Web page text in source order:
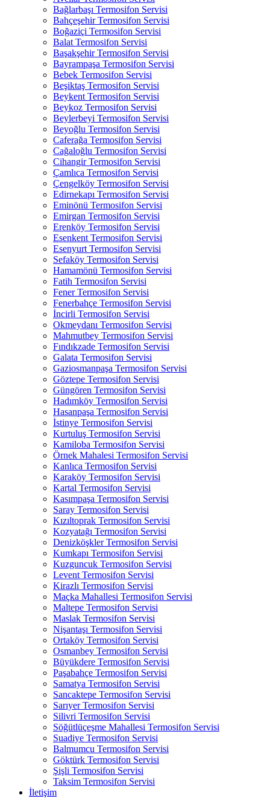
Bağlarbaşı Termosifon Servisi
Bahçeşehir Termosifon Servisi
Boğaziçi Termosifon Servisi
Balat Termosifon Servisi
Başakşehir Termosifon Servisi
Bayrampaşa Termosifon Servisi
Bebek Termosifon Servisi
Beşiktaş Termosifon Servisi
Beykent Termosifon Servisi
Beykoz Termosifon Servisi
Beylerbeyi Termosifon Servisi
Beyoğlu Termosifon Servisi
Caferağa Termosifon Servisi
Cağaloğlu Termosifon Servisi
Cihangir Termosifon Servisi
Çamlıca Termosifon Servisi
Çengelköy Termosifon Servisi
Edirnekapı Termosifon Servisi
Eminönü Termosifon Servisi
Emirgan Termosifon Servisi
Erenköy Termosifon Servisi
Esenkent Termosifon Servisi
Esenyurt Termosifon Servisi
Sefaköy Termosifon Servisi
Hamamönü Termosifon Servisi
Fatih Termosifon Servisi
Fener Termosifon Servisi
Fenerbahçe Termosifon Servisi
İncirli Termosifon Servisi
Okmeydanı Termosifon Servisi
Mahmutbey Termosifon Servisi
Fındıkzade Termosifon Servisi
Galata Termosifon Servisi
Gaziosmanpaşa Termosifon Servisi
Göztepe Termosifon Servisi
Güngören Termosifon Servisi
Hadımköy Termosifon Servisi
Hasanpaşa Termosifon Servisi
İstinye Termosifon Servisi
Kurtuluş Termosifon Servisi
Kamiloba Termosifon Servisi
Örnek Mahalesi Termosifon Servisi
Kanlıca Termosifon Servisi
Karaköy Termosifon Servisi
Kartal Termosifon Servisi
Kasımpaşa Termosifon Servisi
Saray Termosifon Servisi
Kızıltoprak Termosifon Servisi
Kozyatağı Termosifon Servisi
Denizköşkler Termosifon Servisi
Kumkapı Termosifon Servisi
Kuzguncuk Termosifon Servisi
Levent Termosifon Servisi
Kirazlı Termosifon Servisi
Maçka Mahallesi Termosifon Servisi
Maltepe Termosifon Servisi
Maslak Termosifon Servisi
Nişantaşı Termosifon Servisi
Ortaköy Termosifon Servisi
Osmanbey Termosifon Servisi
Büyükdere Termosifon Servisi
Paşabahçe Termosifon Servisi
Samatya Termosifon Servisi
Sancaktepe Termosifon Servisi
Sarıyer Termosifon Servisi
Silivri Termosifon Servisi
Söğütlüçeşme Mahallesi Termosifon Servisi
Suadiye Termosifon Servisi
Balmumcu Termosifon Servisi
Göktürk Termosifon Servisi
Şişli Termosifon Servisi
Taksim Termosifon Servisi
İletişim